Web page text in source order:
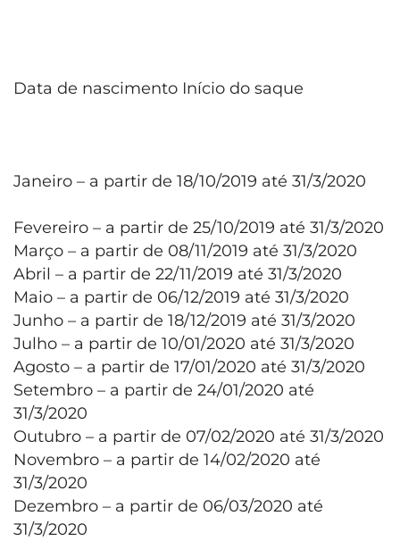
Data de nascimento Início do saque
Janeiro – a partir de 18/10/2019 até 31/3/2020
Fevereiro – a partir de 25/10/2019 até 31/3/2020
Março – a partir de 08/11/2019 até 31/3/2020
Abril – a partir de 22/11/2019 até 31/3/2020
Maio – a partir de 06/12/2019 até 31/3/2020
Junho – a partir de 18/12/2019 até 31/3/2020
Julho – a partir de 10/01/2020 até 31/3/2020
Agosto – a partir de 17/01/2020 até 31/3/2020
Setembro – a partir de 24/01/2020 até
31/3/2020
Outubro – a partir de 07/02/2020 até 31/3/2020
Novembro – a partir de 14/02/2020 até
31/3/2020
Dezembro – a partir de 06/03/2020 até
31/3/2020